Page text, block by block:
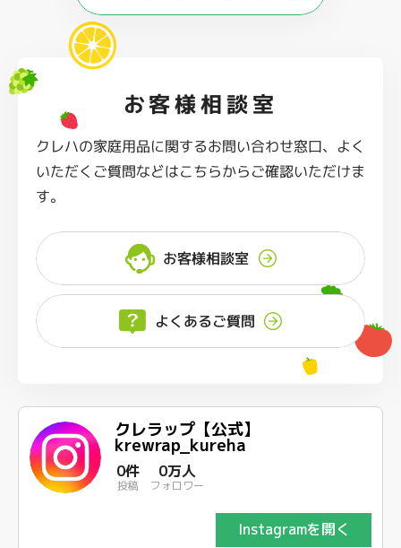
お客様相談室
クレハの家庭用品に関するお問い合わせ窓口、よく
いただくご質問などはこちらからご確認いただけま
す。
お客様相談室
よくあるご質問
クレラップ【公式】
krewrap_kureha
0件
投稿
0万人
フォロワー
Instagramを開く